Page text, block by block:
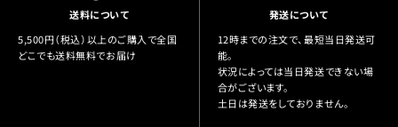
送料について
5,500円（税込）以上のご購入で全国
どこでも送料無料でお届け
発送について
12時までの注文で、最短当日発送可
能。
状況によっては当日発送できない場
合がございます。
土日は発送をしておりません。